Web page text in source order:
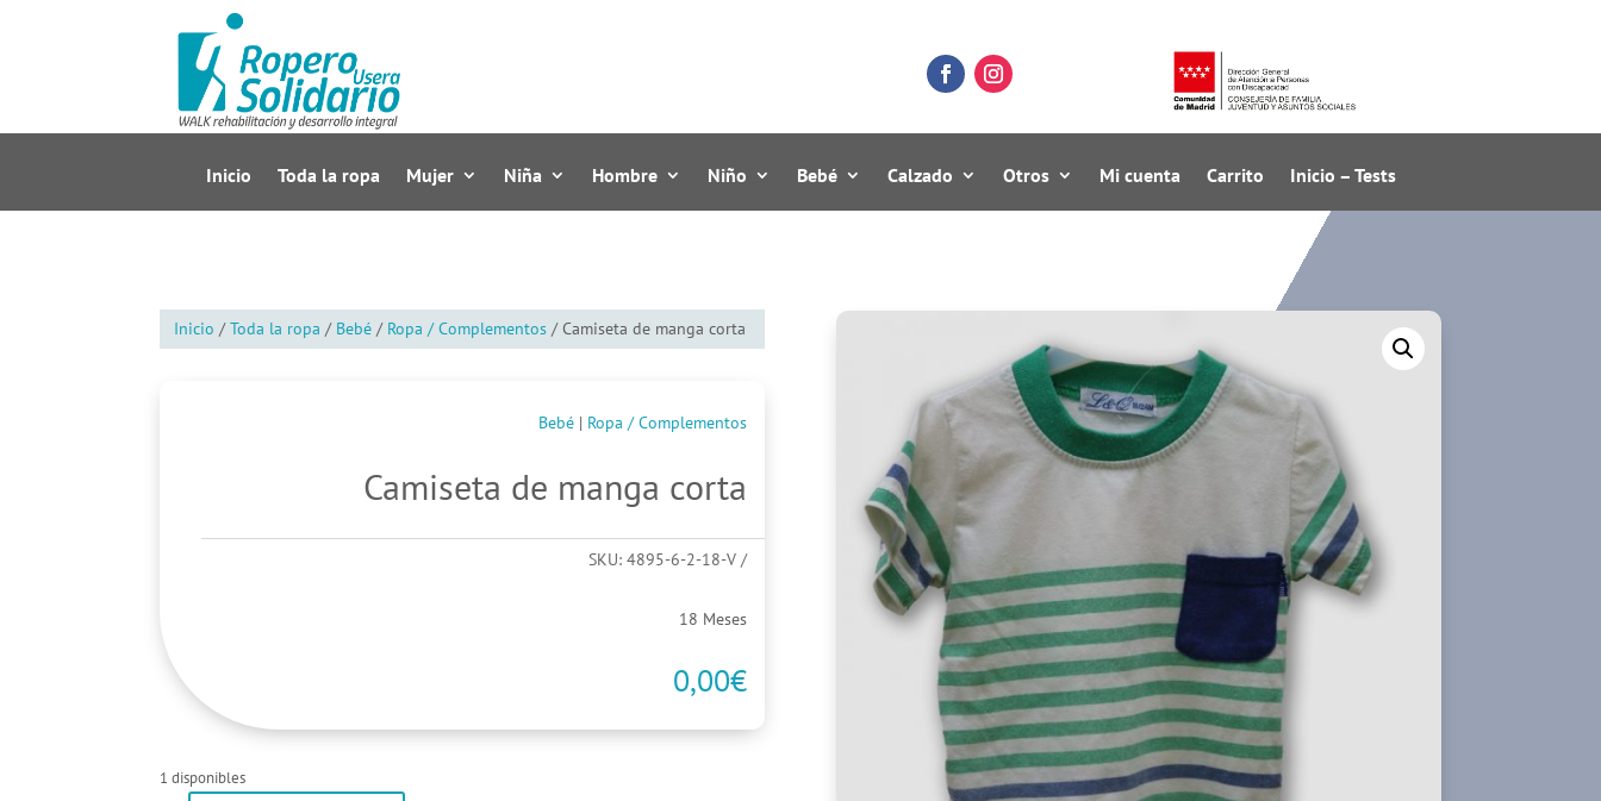
Inicio Toda la ropa Mujer Niña Hombre Niño Bebé Calzado Otros Mi cuenta Carrito Inicio – Tests
Inicio /Toda la ropa / Bebé / Ropa / Complementos / Camiseta de manga corta
Bebé | Ropa / Complementos
Camiseta de manga corta
SKU:4895-6-2-18-V
18 Meses
0,00€
1 disponibles